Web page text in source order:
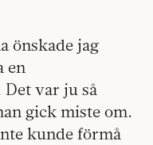
önskade jag
en
var ju så
gick miste om.
kunde förmå